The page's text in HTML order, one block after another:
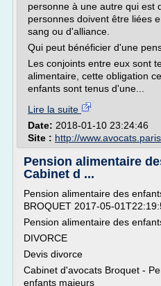
personne à une autre qui est
personnes doivent être liées
sang ou d'alliance.
Qui peut bénéficier d'une
Les conjoints entre eux sont
alimentaire, cette obligation
enfants sont tenus d'une...
Lire la suite
Date: 2018-01-10 23:24:46
Site : http://www.avocats.paris
Pension alimentaire
Cabinet d ...
Pension alimentaire des
BROQUET 2017-05-
Pension alimentaire des
DIVORCE
Devis divorce
Cabinet d'avocats Broquet -
enfants majeurs